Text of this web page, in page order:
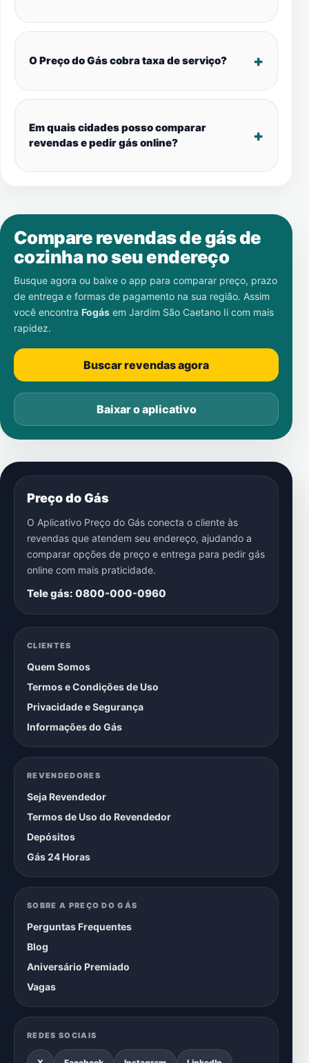
O Preço do Gás cobra taxa de serviço?
Em quais cidades posso comparar
revendas e pedir gás online?
Compare revendas de gás de
cozinha no seu endereço
Busque agora ou baixe o app para comparar preço, prazo
de entrega e formas de pagamento na sua região. Assim
você encontra Fogás em Jardim São Caetano Ii com mais
rapidez.
Buscar revendas agora
Baixar o aplicativo
Preço do Gás
O Aplicativo Preço do Gás conecta o cliente às
revendas que atendem seu endereço, ajudando a
comparar opções de preço e entrega para pedir gás
online com mais praticidade.
Tele gás: 0800-000-0960
CLIENTES
Quem Somos
Termos e Condições de Uso
Privacidade e Segurança
Informações do Gás
REVENDEDORES
Seja Revendedor
Termos de Uso do Revendedor
Depósitos
Gás 24 Horas
SOBRE A PREÇO DO GÁS
Perguntas Frequentes
Blog
Aniversário Premiado
Vagas
REDES SOCIAIS